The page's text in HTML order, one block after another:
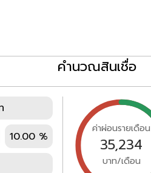
คำนวณสินเชื่อ
10.00 %
ค่าผ่อนรายเดือน
35,234
บาท/เดือน